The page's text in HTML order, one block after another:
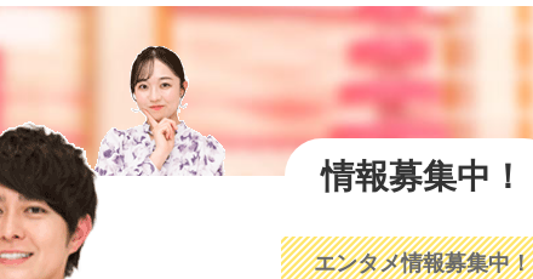
情報募集中！
エンタメ情報募集中！